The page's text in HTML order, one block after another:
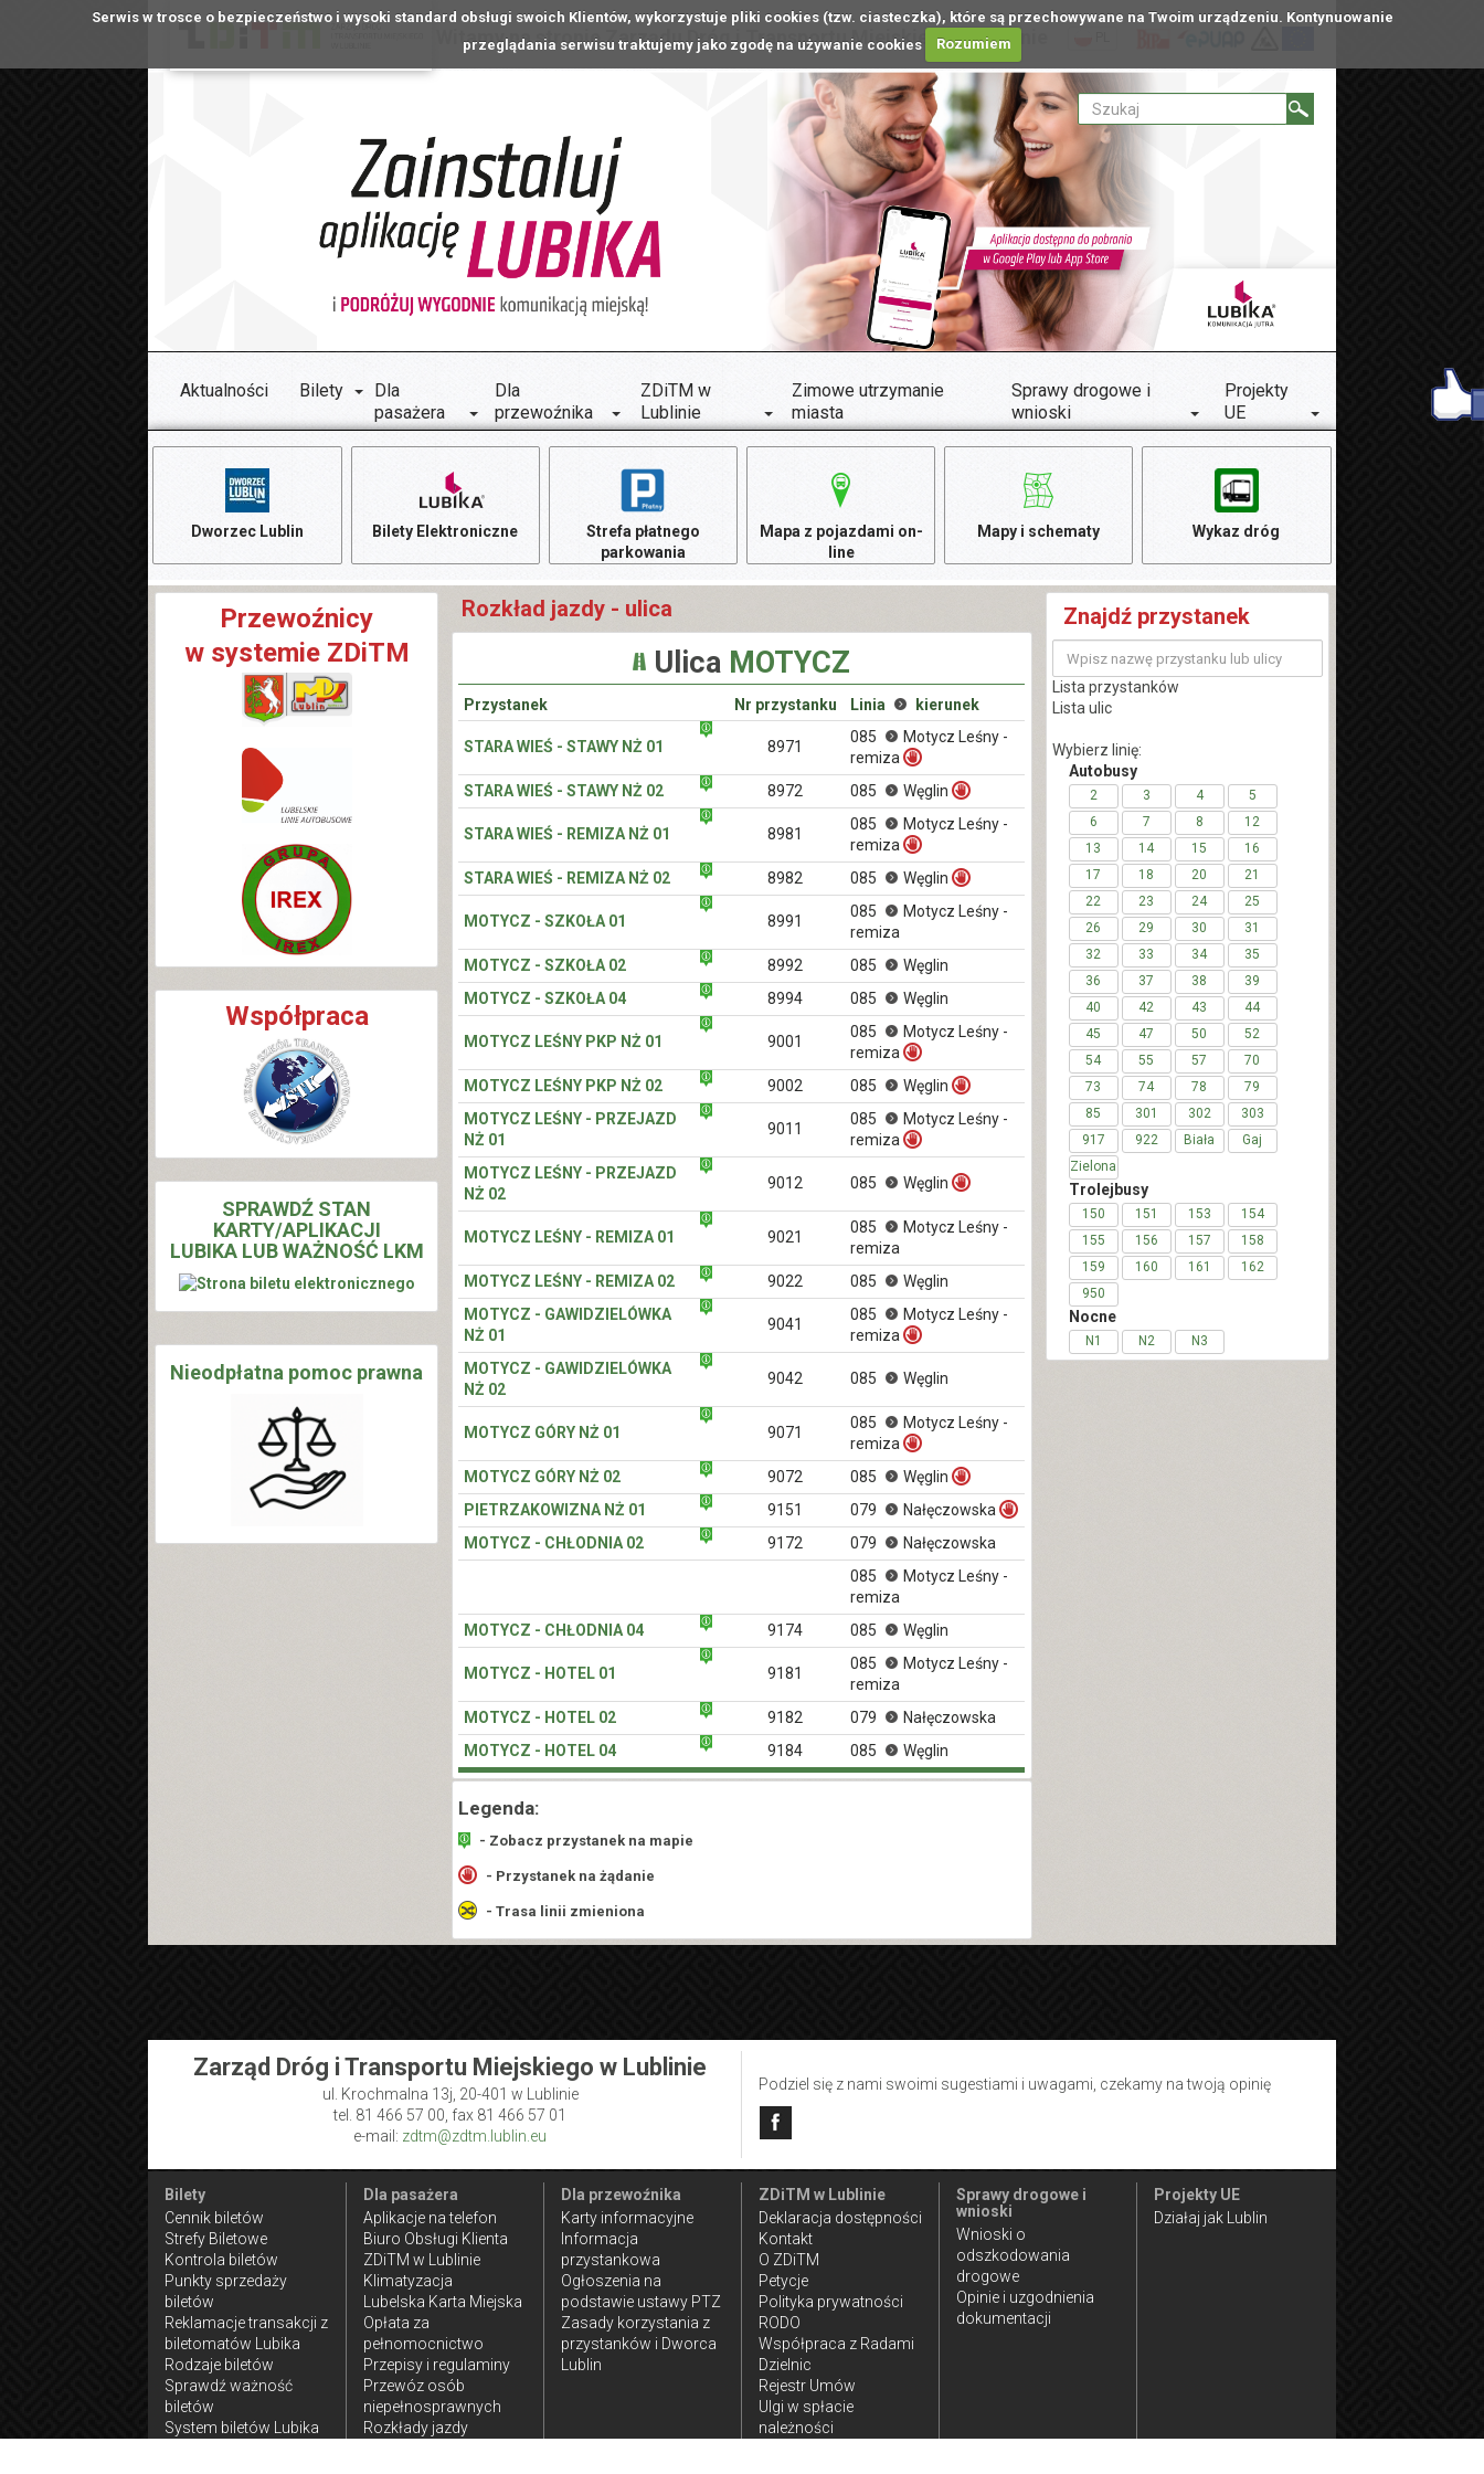
Serwis w trosce o bezpieczeństwo i wysoki standard obsługi swoich Klientów, wykorzystuje pliki cookies (tzw. ciasteczka), które są przechowywane na Twoim urządzeniu. Kontynuowanie
przeglądania serwisu traktujemy jako zgodę na używanie cookies
Rozumiem
Witamy na stronie Zarządu Dróg i Transportu Miejskiego w Lublinie
Aktualności Bilety
Dla
pasażera
Dla
przewoźnika
ZDiTM w
Lublinie
Zimowe utrzymanie
miasta
Sprawy drogowe i
wnioski
Projekty
UE
Dworzec Lublin Bilety Elektroniczne
Strefa płatnego
parkowania
Mapa z pojazdami on-
line
Mapy i schematy Wykaz dróg
Przewoźnicy
w systemie ZDiTM
Współpraca
SPRAWDŹ STAN
KARTY/APLIKACJI
LUBIKA LUB WAŻNOŚĆ LKM
Nieodpłatna pomoc prawna
Rozkład jazdy - ulica
Ulica MOTYCZ
Przystanek Nr przystanku Linia kierunek
STARA WIEŚ - STAWY NŻ 01 8971
085
Motycz Leśny -
remiza
STARA WIEŚ - STAWY NŻ 02
8972 085 Węglin
STARA WIEŚ - REMIZA NŻ 01 8981
085
Motycz Leśny -
remiza
STARA WIEŚ - REMIZA NŻ 02
8982 085 Węglin
MOTYCZ - SZKOŁA 01 8991
085
Motycz Leśny -
remiza
MOTYCZ - SZKOŁA 02
8992 085
Węglin
MOTYCZ - SZKOŁA 04
8994 085 Węglin
MOTYCZ LEŚNY PKP NŻ 01 9001
085
Motycz Leśny -
remiza
MOTYCZ LEŚNY PKP NŻ 02
9002 085
Węglin
MOTYCZ LEŚNY - PRZEJAZD
NŻ 01
9011
085
Motycz Leśny -
remiza
MOTYCZ LEŚNY - PRZEJAZD
NŻ 02
9012 085 Węglin
MOTYCZ LEŚNY - REMIZA 01 9021
085
Motycz Leśny -
remiza
MOTYCZ LEŚNY - REMIZA 02
9022 085
Węglin
MOTYCZ - GAWIDZIELÓWKA
NŻ 01
9041
085
Motycz Leśny -
remiza
MOTYCZ - GAWIDZIELÓWKA
NŻ 02
9042 085 Węglin
MOTYCZ GÓRY NŻ 01 9071
085
Motycz Leśny -
remiza
MOTYCZ GÓRY NŻ 02
9072 085
Węglin
PIETRZAKOWIZNA NŻ 01
9151 079
Nałęczowska
MOTYCZ - CHŁODNIA 02
9172 079
Nałęczowska
085
Motycz Leśny -
remiza
MOTYCZ - CHŁODNIA 04
9174 085 Węglin
MOTYCZ - HOTEL 01 9181
085
Motycz Leśny -
remiza
MOTYCZ - HOTEL 02
9182 079
Nałęczowska
MOTYCZ - HOTEL 04
9184 085 Węglin
Legenda:
- Zobacz przystanek na mapie
- Przystanek na żądanie
- Trasa linii zmieniona
Znajdź przystanek
Lista przystanków
Lista ulic
Wybierz linię:
Autobusy
2 3 4
5
6
7 8
12
13
14 15
16
17
18 20
21
22
23 24
25
26
29 30
31
32
33 34
35
36
37 38
39
40
42 43
44
45
47 50
52
54
55 57
70
73
74 78
79
85
301 302
303
917
922 Biała
Gaj
Zielona
Trolejbusy
150 151 153
154
155
156 157
158
159
160 161
162
950
Nocne
N1 N2 N3
Zarząd Dróg i Transportu Miejskiego w Lublinie
ul. Krochmalna 13j, 20-401 w Lublinie
tel. 81 466 57 00, fax 81 466 57 01
e-mail: zdtm@zdtm.lublin.eu
Podziel się z nami swoimi sugestiami i uwagami, czekamy na twoją opinię
Bilety
Cennik biletów
Strefy Biletowe
Kontrola biletów
Punkty sprzedaży
biletów
Reklamacje transakcji z
biletomatów Lubika
Rodzaje biletów
Sprawdź ważność
biletów
System biletów Lubika
Dla pasażera
Aplikacje na telefon
Biuro Obsługi Klienta
ZDiTM w Lublinie
Klimatyzacja
Lubelska Karta Miejska
Opłata za
pełnomocnictwo
Przepisy i regulaminy
Przewóz osób
niepełnosprawnych
Rozkłady jazdy
Dla przewoźnika
Karty informacyjne
Informacja
przystankowa
Ogłoszenia na
podstawie ustawy PTZ
Zasady korzystania z
przystanków i Dworca
Lublin
ZDiTM w Lublinie
Deklaracja dostępności
Kontakt
O ZDiTM
Petycje
Polityka prywatności
RODO
Współpraca z Radami
Dzielnic
Rejestr Umów
Ulgi w spłacie
należności
Sprawy drogowe i
wnioski
Wnioski o
odszkodowania
drogowe
Opinie i uzgodnienia
dokumentacji
Projekty UE
Działaj jak Lublin